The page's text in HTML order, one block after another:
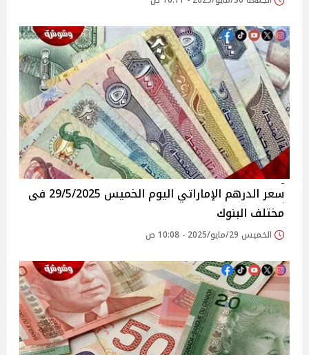
سعر الدرهم الإماراتي اليوم الخميس 29/5/2025 فى
مختلف البنوك
الخميس 29/مايو/2025 - 10:08 ص